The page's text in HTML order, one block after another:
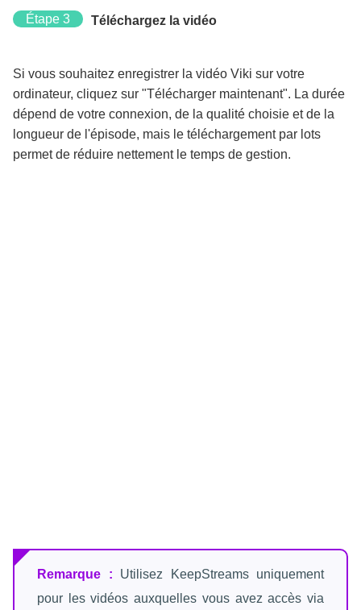
Étape 3 Téléchargez la vidéo
Si vous souhaitez enregistrer la vidéo Viki sur votre
ordinateur, cliquez sur "Télécharger maintenant". La durée
dépend de votre connexion, de la qualité choisie et de la
longueur de l'épisode, mais le téléchargement par lots
permet de réduire nettement le temps de gestion.
Remarque : Utilisez KeepStreams uniquement
pour les vidéos auxquelles vous avez accès via